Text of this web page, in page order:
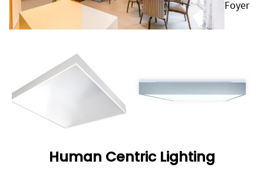
Foyer
Human Centric Lighting